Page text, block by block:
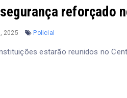
reforçado
2025 Policial
estarão reunidos no